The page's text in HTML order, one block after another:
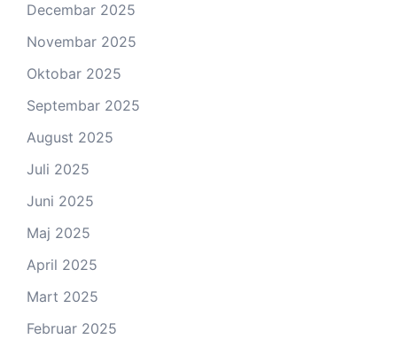
Decembar 2025
Novembar 2025
Oktobar 2025
Septembar 2025
August 2025
Juli 2025
Juni 2025
Maj 2025
April 2025
Mart 2025
Februar 2025